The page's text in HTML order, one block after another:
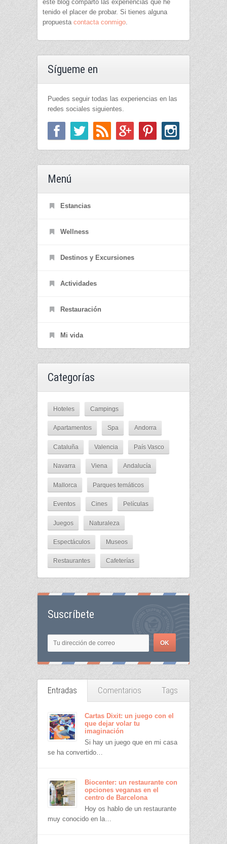
este blog comparto las experiencias que he
tenido el placer de probar. Si tienes alguna
propuesta contacta conmigo
Sígueme en
Puedes seguir todas las experiencias en las
redes sociales siguientes.
Menú
Estancias
Wellness
Destinos y Excursiones
Actividades
Restauración
Mi vida
Categorías
Hoteles Campings
Apartamentos Spa Andorra
Cataluña Valencia País Vasco
Navarra Viena Andalucía
Mallorca Parques temáticos
Eventos Cines Películas
Juegos Naturaleza
Espectáculos Museos
Restaurantes Cafeterías
Suscríbete
Entradas Comentarios Tags
Cartas Dixit: un juego con el
que dejar volar tu
imaginación
Si hay un juego que en mi casa
se ha convertido…
Biocenter: un restaurante con
opciones veganas en el
centro de Barcelona
Hoy os hablo de un restaurante
muy conocido en la…